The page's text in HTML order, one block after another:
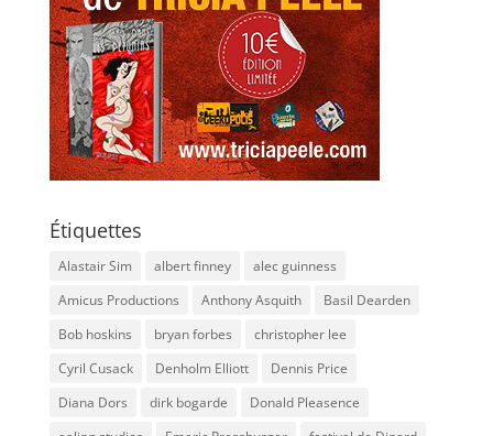
Étiquettes
Alastair Sim albert finney
alec guinness
Amicus Productions
Anthony Asquith
Basil Dearden
Bob hoskins
bryan forbes
christopher lee
Cyril Cusack
Denholm Elliott
Dennis Price
Diana Dors
dirk bogarde
Donald Pleasence